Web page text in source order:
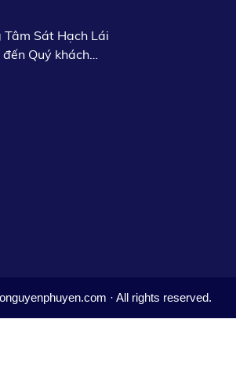
Sát Hạch Lái
Quý khách
· All rights reserved.